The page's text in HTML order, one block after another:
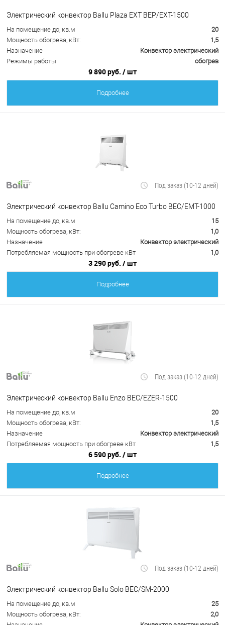
Электрический конвектор Ballu Plaza EXT BEP/EXT-1500
На помещение до, кв.м
20
Мощность обогрева, кВт:
1,5
Назначение
Конвектор электрический
Режимы работы
обогрев
9 890 руб. / шт
Подробнее
Под заказ (10-12 дней)
Электрический конвектор Ballu Camino Eco Turbo BEC/EMT-1000
На помещение до, кв.м
15
Мощность обогрева, кВт:
1,0
Назначение
Конвектор электрический
Потребляемая мощность при обогреве кВт
1,0
3 290 руб. / шт
Подробнее
Под заказ (10-12 дней)
Электрический конвектор Ballu Enzo BEC/EZER-1500
На помещение до, кв.м
20
Мощность обогрева, кВт:
1,5
Назначение
Конвектор электрический
Потребляемая мощность при обогреве кВт
1,5
6 590 руб. / шт
Подробнее
Под заказ (10-12 дней)
Электрический конвектор Ballu Solo BEC/SM-2000
На помещение до, кв.м
25
Мощность обогрева, кВт:
2,0